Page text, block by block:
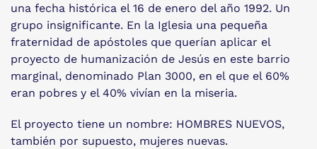
una fecha histórica el 16 de enero del año 1992. Un
grupo insignificante. En la Iglesia una pequeña
fraternidad de apóstoles que querían aplicar el
proyecto de humanización de Jesús en este barrio
marginal, denominado Plan 3000, en el que el 60%
eran pobres y el 40% vivían en la miseria.
El proyecto tiene un nombre: HOMBRES NUEVOS,
también por supuesto, mujeres nuevas.